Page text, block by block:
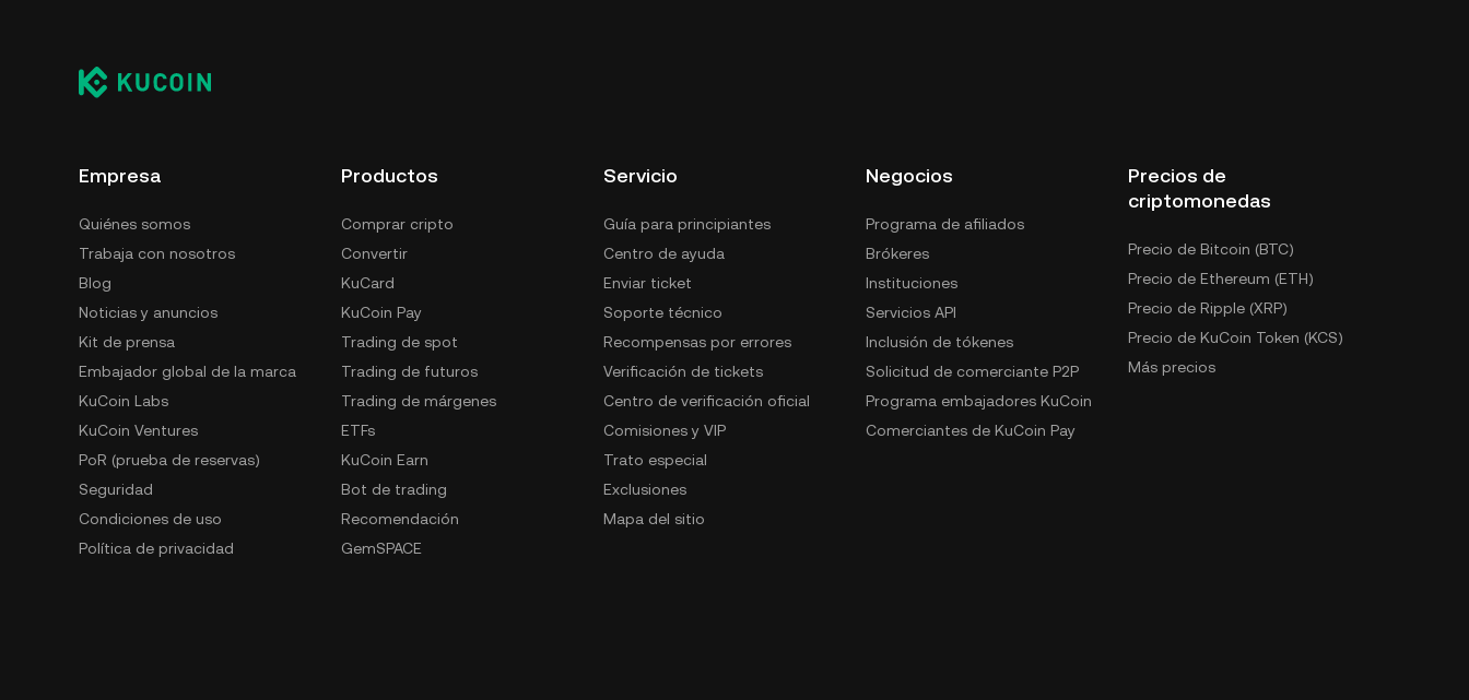
Empresa
Quiénes somos
Trabaja con nosotros
Blog
Noticias y anuncios
Kit de prensa
Embajador global de la marca
KuCoin Labs
KuCoin Ventures
PoR (prueba de reservas)
Seguridad
Condiciones de uso
Política de privacidad
Productos
Comprar cripto
Convertir
KuCard
KuCoin Pay
Trading de spot
Trading de futuros
Trading de márgenes
ETFs
KuCoin Earn
Bot de trading
Recomendación
GemSPACE
Servicio
Guía para principiantes
Centro de ayuda
Enviar ticket
Soporte técnico
Recompensas por errores
Verificación de tickets
Centro de verificación oficial
Comisiones y VIP
Trato especial
Exclusiones
Mapa del sitio
Negocios
Programa de afiliados
Brókeres
Instituciones
Servicios API
Inclusión de tókenes
Solicitud de comerciante P2P
Programa embajadores KuCoin
Comerciantes de KuCoin Pay
Precios de
criptomonedas
Precio de Bitcoin (BTC)
Precio de Ethereum (ETH)
Precio de Ripple (XRP)
Precio de KuCoin Token (KCS)
Más precios